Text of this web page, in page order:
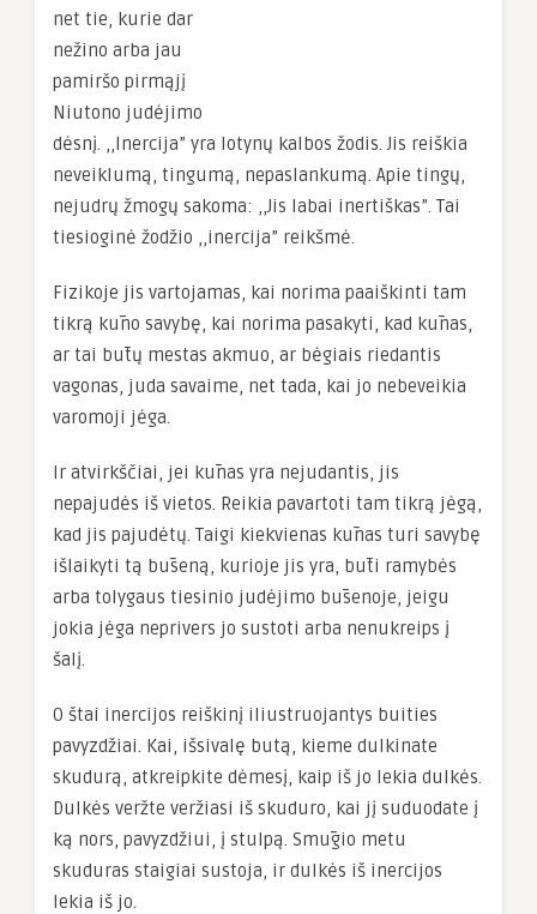
net tie, kurie dar
nežino arba jau
pamiršo pirmąjį
Niutono judėjimo
dėsnį. ,,Inercija” yra lotynų kalbos žodis. Jis reiškia
neveiklumą, tingumą, nepaslankumą. Apie tingų,
nejudrų žmogų sakoma: ,,Jis labai inertiškas”. Tai
tiesioginė žodžio ,,inercija” reikšmė.
Fizikoje jis vartojamas, kai norima paaiškinti tam
tikrą kūno savybę, kai norima pasakyti, kad kūnas,
ar tai būtų mestas akmuo, ar bėgiais riedantis
vagonas, juda savaime, net tada, kai jo nebeveikia
varomoji jėga.
Ir atvirkščiai, jei kūnas yra nejudantis, jis
nepajudės iš vietos. Reikia pavartoti tam tikrą jėgą,
kad jis pajudėtų. Taigi kiekvienas kūnas turi savybę
išlaikyti tą būseną, kurioje jis yra, būti ramybės
arba tolygaus tiesinio judėjimo būsenoje, jeigu
jokia jėga neprivers jo sustoti arba nenukreips į
šalį.
O štai inercijos reiškinį iliustruojantys buities
pavyzdžiai. Kai, išsivalę butą, kieme dulkinate
skudurą, atkreipkite dėmesį, kaip iš jo lekia dulkės.
Dulkės veržte veržiasi iš skuduro, kai jį suduodate į
ką nors, pavyzdžiui, į stulpą. Smūgio metu
skuduras staigiai sustoja, ir dulkės iš inercijos
lekia iš jo.